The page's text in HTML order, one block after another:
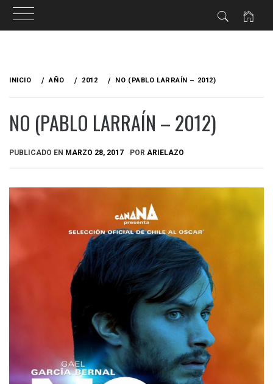
INICIO AÑO 2012 NO (PABLO LARRAÍN – 2012)
NO (PABLO LARRAÍN – 2012)
PUBLICADO EN MARZO 28, 2017 POR ARIELAZO